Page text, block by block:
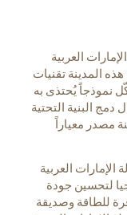
العربية
المدينة تقنيات
نموذجاً يُحتذى به
البنية التحتية
مصدر معياراً
العربية
لتحسين جودة
للطاقة وصديقة